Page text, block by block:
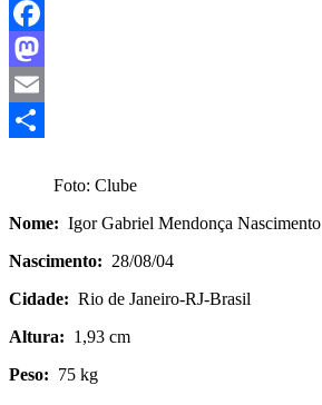
Facebook
Mastodon
Email
Foto: Clube
Nome: Igor Gabriel Mendonça Nascimento
Nascimento: 28/08/04
Cidade: Rio de Janeiro-RJ-Brasil
Altura: 1,93 cm
Peso: 75 kg